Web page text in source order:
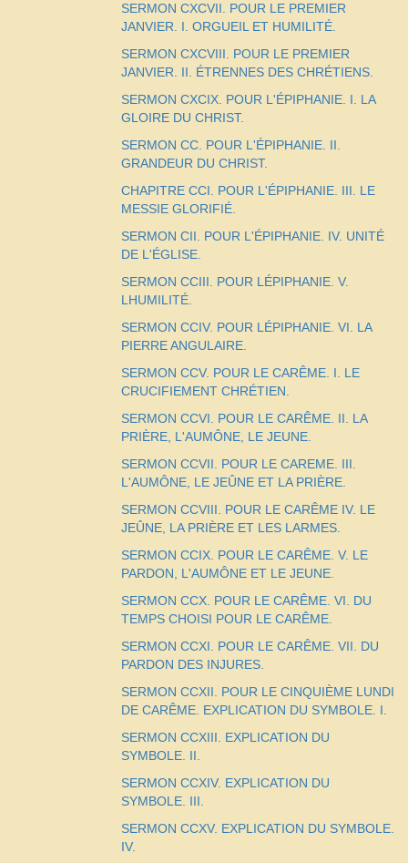
SERMON CXCVII. POUR LE PREMIER
JANVIER. I. ORGUEIL ET HUMILITÉ.
SERMON CXCVIII. POUR LE PREMIER
JANVIER. II. ÉTRENNES DES CHRÉTIENS.
SERMON CXCIX. POUR L'ÉPIPHANIE. I. LA
GLOIRE DU CHRIST.
SERMON CC. POUR L'ÉPIPHANIE. II.
GRANDEUR DU CHRIST.
CHAPITRE CCI. POUR L'ÉPIPHANIE. III. LE
MESSIE GLORIFIÉ.
SERMON CII. POUR L'ÉPIPHANIE. IV. UNITÉ
DE L'ÉGLISE.
SERMON CCIII. POUR LÉPIPHANIE. V.
LHUMILITÉ.
SERMON CCIV. POUR LÉPIPHANIE. VI. LA
PIERRE ANGULAIRE.
SERMON CCV. POUR LE CARÊME. I. LE
CRUCIFIEMENT CHRÉTIEN.
SERMON CCVI. POUR LE CARÊME. II. LA
PRIÈRE, L'AUMÔNE, LE JEUNE.
SERMON CCVII. POUR LE CAREME. III.
L'AUMÔNE, LE JEÛNE ET LA PRIÈRE.
SERMON CCVIII. POUR LE CARÊME IV. LE
JEÛNE, LA PRIÈRE ET LES LARMES.
SERMON CCIX. POUR LE CARÊME. V. LE
PARDON, L'AUMÔNE ET LE JEUNE.
SERMON CCX. POUR LE CARÊME. VI. DU
TEMPS CHOISI POUR LE CARÊME.
SERMON CCXI. POUR LE CARÊME. VII. DU
PARDON DES INJURES.
SERMON CCXII. POUR LE CINQUIÈME LUNDI
DE CARÊME. EXPLICATION DU SYMBOLE. I.
SERMON CCXIII. EXPLICATION DU
SYMBOLE. II.
SERMON CCXIV. EXPLICATION DU
SYMBOLE. III.
SERMON CCXV. EXPLICATION DU SYMBOLE.
IV.